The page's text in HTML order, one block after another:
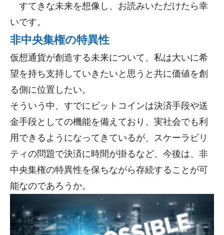
すてきな未来を想像し、お読みいただけたら幸
いです。
非中央集権の特異性
仮想通貨が創造する未来について、私は大いに希
望を持ち支持していきたいと思うと共に価値を創
る側に位置したい。
そういう中、すでにビットコインは決済手段や送
金手段としての機能を備えており、実社会でも利
用できるようになってきているが、スケーラビリ
ティの問題で決済に時間が掛るなど、今後は、非
中央集権の特異性を保ちながら存続することが可
能なのであろうか。